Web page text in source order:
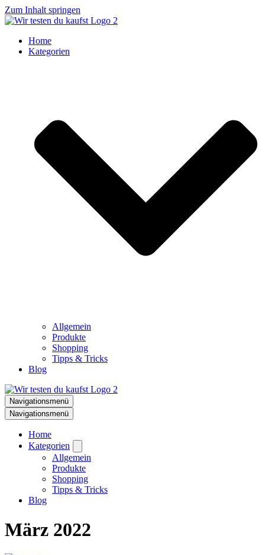
Zum Inhalt springen
Home
Kategorien
Allgemein
Produkte
Shopping
Tipps & Tricks
Blog
Navigationsmenü
Navigationsmenü
Home
Kategorien
Allgemein
Produkte
Shopping
Tipps & Tricks
Blog
März 2022